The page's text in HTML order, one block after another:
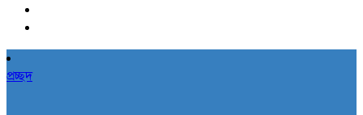
প্রচ্ছদ